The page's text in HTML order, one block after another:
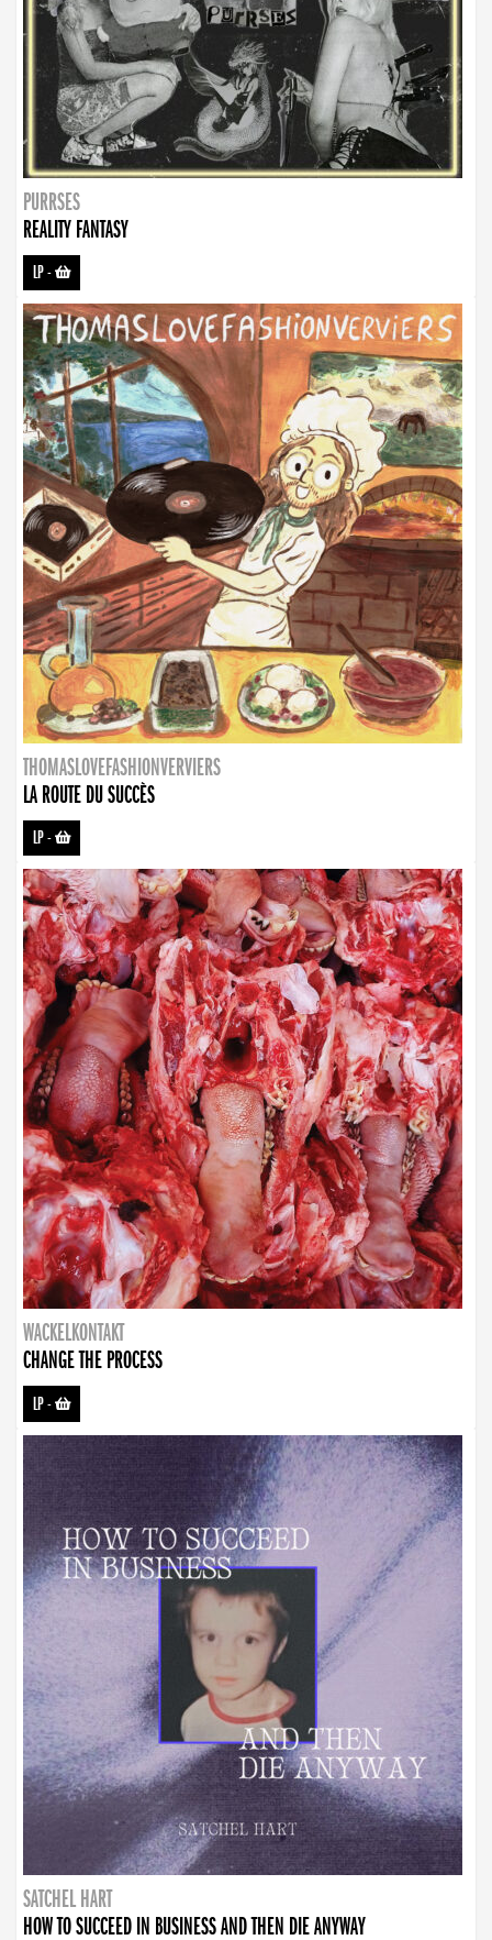
PURRSES
REALITY FANTASY
LP-
THOMASLOVEFASHIONVERVIERS
LA ROUTE DU SUCCÈS
LP-
WACKELKONTAKT
CHANGE THE PROCESS
LP-
SATCHEL HART
HOW TO SUCCEED IN BUSINESS AND THEN DIE ANYWAY